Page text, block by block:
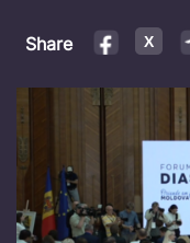
Share